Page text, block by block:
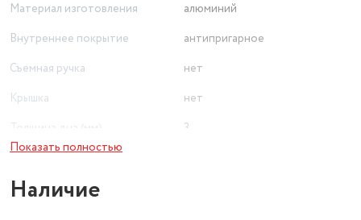
Материал изготовления
алюминий
Внутреннее покрытие
антипригарное
Съемная ручка
нет
Крышка
нет
3
Показать полностью
Наличие